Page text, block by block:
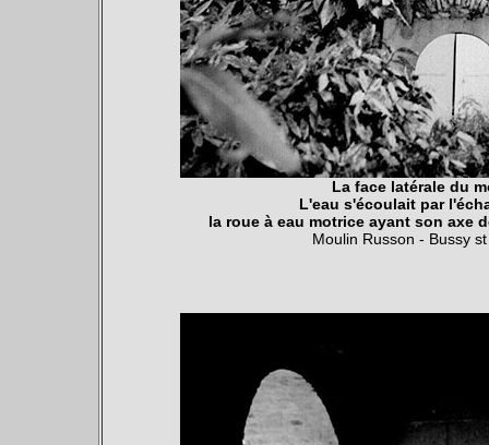
La face latérale du
L'eau s'écoulait par
la roue à eau motrice ayant son axe
Moulin Russon - Bussy